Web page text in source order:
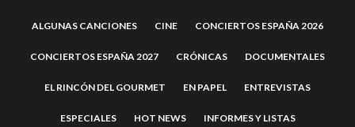
ALGUNAS CANCIONES CINE CONCIERTOS ESPAÑA 2026
CONCIERTOS ESPAÑA 2027 CRÓNICAS DOCUMENTALES
EL RINCÓN DEL GOURMET EN PAPEL ENTREVISTAS
ESPECIALES HOT NEWS INFORMES Y LISTAS